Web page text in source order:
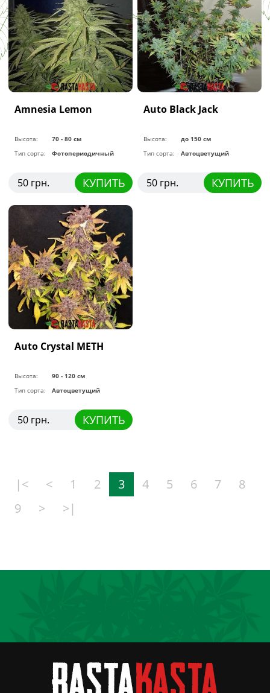
Amnesia Lemon
Высота:
70 - 80 см
Тип сорта:
Фотопериодичный
50 грн. КУПИТЬ
Auto Black Jack
Высота:
до 150 см
Тип сорта:
Автоцветущий
50 грн. КУПИТЬ
Auto Crystal METH
Высота:
90 - 120 см
Тип сорта:
Автоцветущий
50 грн. КУПИТЬ
|< < 1 2 3 4 5 6 7
8
9
> >|